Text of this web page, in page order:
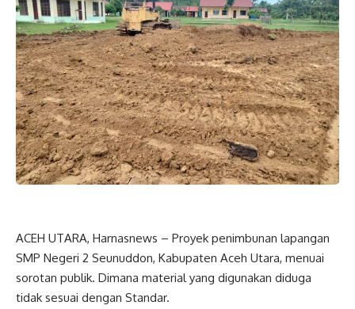
ACEH UTARA, Harnasnews – Proyek penimbunan lapangan
SMP Negeri 2 Seunuddon, Kabupaten Aceh Utara, menuai
sorotan publik. Dimana material yang digunakan diduga
tidak sesuai dengan Standar.